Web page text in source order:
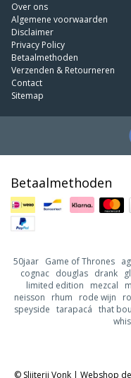
Over ons
Algemene voorwaarden
Disclaimer
Privacy Policy
Betaalmethoden
Verzenden & Retourneren
Contact
Sitemap
Betaalmethoden
50jaar Game of Thrones
cognac douglas drank
limited edition
mezcal
neisson
rhum rode wijn
speyside tarapacá that
© Slijterij Vonk | Webshop